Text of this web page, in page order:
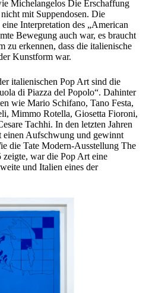
Michelangelos Die Erschaffung
mit Suppendosen. Die
Interpretation des „American
Bewegung auch war, es braucht
zu erkennen, dass die italienische
Kunstform war.
italienischen Pop Art sind die
di Piazza del Popolo“. Dahinter
wie Mario Schifano, Tano Festa,
Mimmo Rotella, Giosetta Fioroni,
Tachhi. In den letzten Jahren
einen Aufschwung und gewinnt
die Tate Modern-Ausstellung The
war die Pop Art eine
und Italien eines der